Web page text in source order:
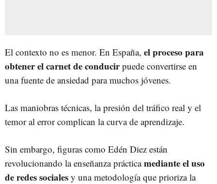
El contexto no es menor. En España, el proceso para
obtener el carnet de conducirpuede convertirse en
una fuente de ansiedad para muchos jóvenes.
Las maniobras técnicas, la presión del tráfico real y el
temor al error complican la curva de aprendizaje.
Sin embargo, figuras como Edén Diez están
revolucionando la enseñanza prácticamediante el uso
de redes sociales y una metodología que prioriza la